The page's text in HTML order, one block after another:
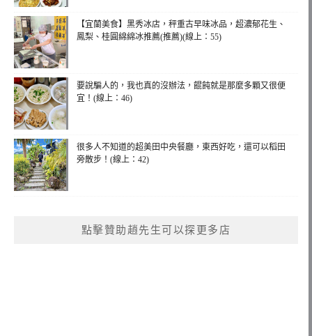
【宜蘭美食】黑秀冰店，秤重古早味冰品，超濃郁花生、
鳳梨、桂圓綿綿冰推薦(推薦)(線上：55)
要說騙人的，我也真的沒辦法，餛飩就是那麼多顆又很便
宜！(線上：46)
很多人不知道的超美田中央餐廳，東西好吃，還可以稻田
旁散步！(線上：42)
點擊贊助趙先生可以探更多店